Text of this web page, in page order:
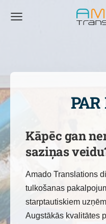
Kāpēc gan
saziņas
Amado Translations
tulkošanas
starptautiskiem
Augstākās kvalitātes